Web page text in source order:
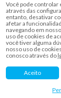
Você pode controlar
através das
entanto, desativar
afetar a
navegando em
uso de cookies de
você tiver alguma
nosso uso de
conosco através do
Aceito